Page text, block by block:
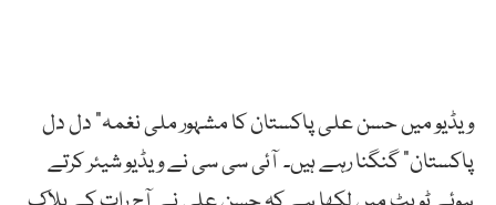
ویڈیو میں حسن علی پاکستان کا مشہور ملی نغمہ” دل دل
پاکستان” گنگنا رہے ہیں۔ آئی سی سی نے ویڈیو شیئر کرتے